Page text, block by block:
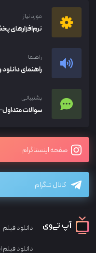
مورد نیاز
نرم‌افزار‌های
راهنما
راهنمای دانلود
پشتیبانی
سوالات متداول
صفحه اینستاگرام
کانال تلگرام
دانلود فیلم
دانلود فیلم